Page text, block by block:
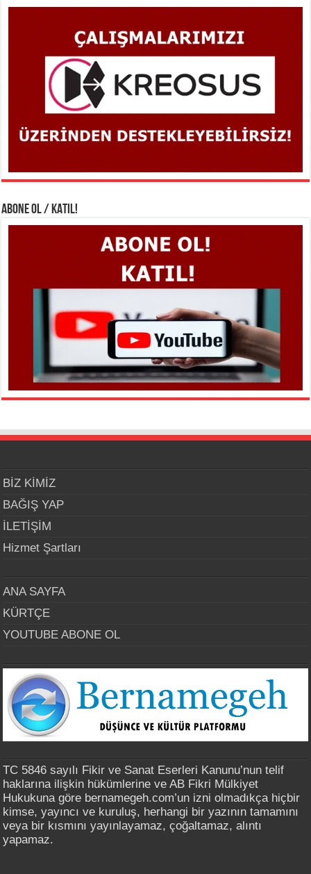
ABONE OL / KATIL!
BİZ KİMİZ
BAĞIŞ YAP
İLETİŞİM
Hizmet Şartları
ANA SAYFA
KÜRTÇE
YOUTUBE ABONE OL
TC 5846 sayılı Fikir ve Sanat Eserleri Kanunu’nun telif
haklarına ilişkin hükümlerine ve AB Fikri Mülkiyet
Hukukuna göre bernamegeh.com’un izni olmadıkça hiçbir
kimse, yayıncı ve kuruluş, herhangi bir yazının tamamını
veya bir kısmını yayınlayamaz, çoğaltamaz, alıntı
yapamaz.